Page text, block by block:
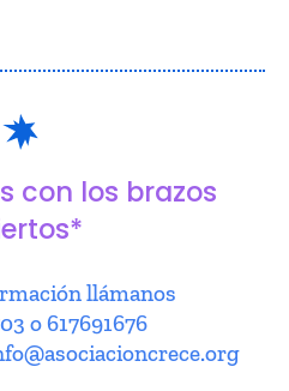
con los brazos
llámanos
o 617691676